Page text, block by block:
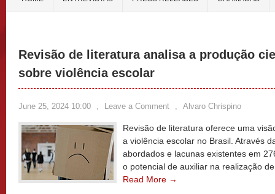
Revisão de literatura analisa a produção
sobre violência escolar
June 25, 2024 10:00 , Leave a Comment , Alvaro Chrispino
Revisão de literatura oferece uma
a violência escolar no Brasil. Através
abordados e lacunas existentes em
o potencial de auxiliar na realização
Read More →